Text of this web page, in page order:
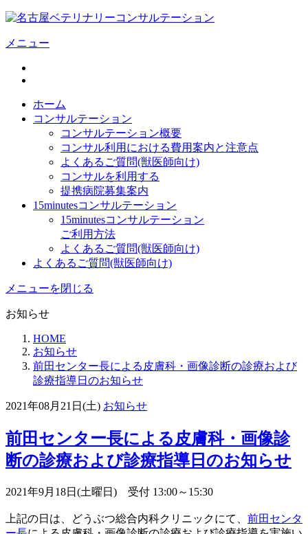
メニュー
ホーム
コンサルテーション
コンサルテーション概要
コンサル利用における費用案内と注意点
よくあるご質問(獣医師向け)
コンサルを利用する
提携病院募集案内
15minutesコンサルテーション
15minutesコンサルテーション
ご利用方法
よくあるご質問(獣医師向け)
よくあるご質問(獣医師向け)
メニューを閉じる
お知らせ
HOME
お知らせ
前田センター長による皮膚科・画像診断の診療および
診療指導日のお知らせ
2021年08月21日(土) お知らせ
前田センター長による皮膚科・画像診
断の診療および診療指導日のお知らせ
2021年9月18日(土曜日) 受付 13:00～15:30
上記の日は、どうぶつ総合内科クリニックにて、 前田センタ